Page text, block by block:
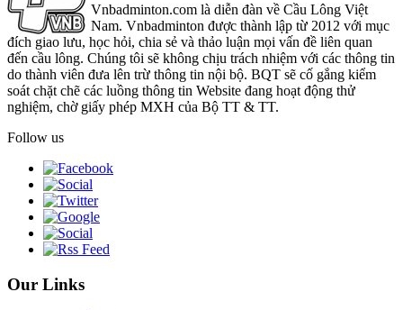
Vnbadminton.com là diễn đàn về Cầu Lông Việt
Nam. Vnbadminton được thành lập từ 2012 với mục
đích giao lưu, học hỏi, chia sẻ và thảo luận mọi vấn đề liên quan
đến cầu lông. Chúng tôi sẽ không chịu trách nhiệm với các thông tin
do thành viên đưa lên trừ thông tin nội bộ. BQT sẽ cố gắng kiểm
soát chặt chẽ các luồng thông tin Website đang hoạt động thử
nghiệm, chờ giấy phép MXH của Bộ TT & TT.
Follow us
Our Links